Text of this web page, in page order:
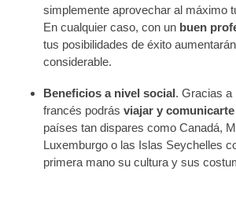
simplemente aprovechar al máximo
En cualquier caso, con un buen
tus posibilidades de éxito
considerable.
Beneficios a nivel social. Gracias a
francés podrásviajar y comunicarte
países tan dispares como Canadá,
Luxemburgo o las Islas Seychelles
primera mano su cultura y sus